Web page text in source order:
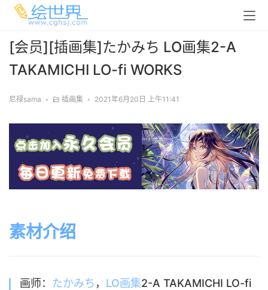
[会员][插画集]たかみち LO画集2-A
TAKAMICHI LO-fi WORKS
尼禄sama • 插画集 • 2021年6月20日 上午11:41
素材介绍
画师： たかみち ， LO画集2-A TAKAMICHI LO-fi